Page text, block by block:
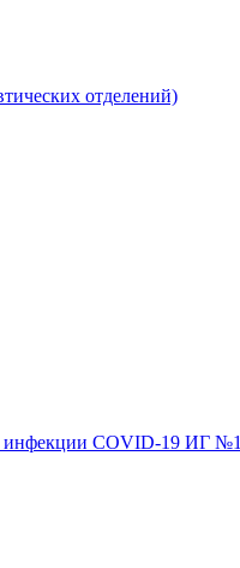
отделений)
инфекции COVID-19 ИГ №1